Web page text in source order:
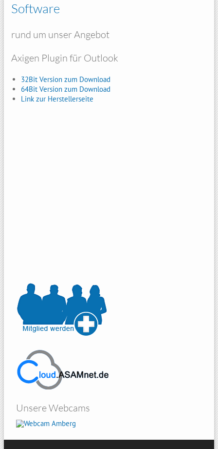
Software
rund um unser Angebot
Axigen Plugin für Outlook
32Bit Version zum Download
64Bit Version zum Download
Link zur Herstellerseite
Unsere Webcams